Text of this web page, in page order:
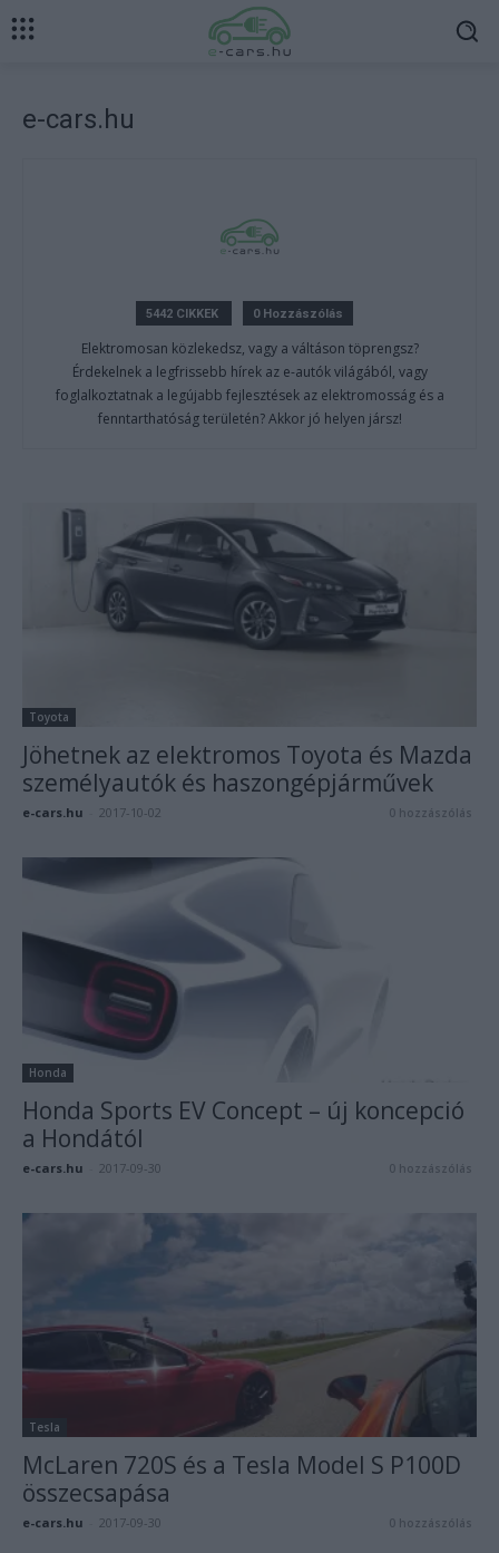
e-cars.hu
5442 CIKKEK 0 Hozzászólás
Elektromosan közlekedsz, vagy a váltáson töprengsz?
Érdekelnek a legfrissebb hírek az e-autók világából, vagy
foglalkoztatnak a legújabb fejlesztések az elektromosság és a
fenntarthatóság területén? Akkor jó helyen jársz!
Toyota
Jöhetnek az elektromos Toyota és Mazda
személyautók és haszongépjárművek
e-cars.hu 2017-10-02 0 hozzászólás
Honda
Honda Sports EV Concept – új koncepció
a Hondától
e-cars.hu 2017-09-30 0 hozzászólás
Tesla
McLaren 720S és a Tesla Model S P100D
összecsapása
e-cars.hu 2017-09-30 0 hozzászólás